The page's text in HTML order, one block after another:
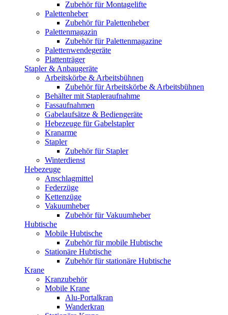
Zubehör für Montagelifte
Palettenheber
Zubehör für Palettenheber
Palettenmagazin
Zubehör für Palettenmagazine
Palettenwendegeräte
Plattenträger
Stapler & Anbaugeräte
Arbeitskörbe & Arbeitsbühnen
Zubehör für Arbeitskörbe & Arbeitsbühnen
Behälter mit Stapleraufnahme
Fassaufnahmen
Gabelaufsätze & Bediengeräte
Hebezeuge für Gabelstapler
Kranarme
Stapler
Zubehör für Stapler
Winterdienst
Hebezeuge
Anschlagmittel
Federzüge
Kettenzüge
Vakuumheber
Zubehör für Vakuumheber
Hubtische
Mobile Hubtische
Zubehör für mobile Hubtische
Stationäre Hubtische
Zubehör für stationäre Hubtische
Krane
Kranzubehör
Mobile Krane
Alu-Portalkran
Wanderkran